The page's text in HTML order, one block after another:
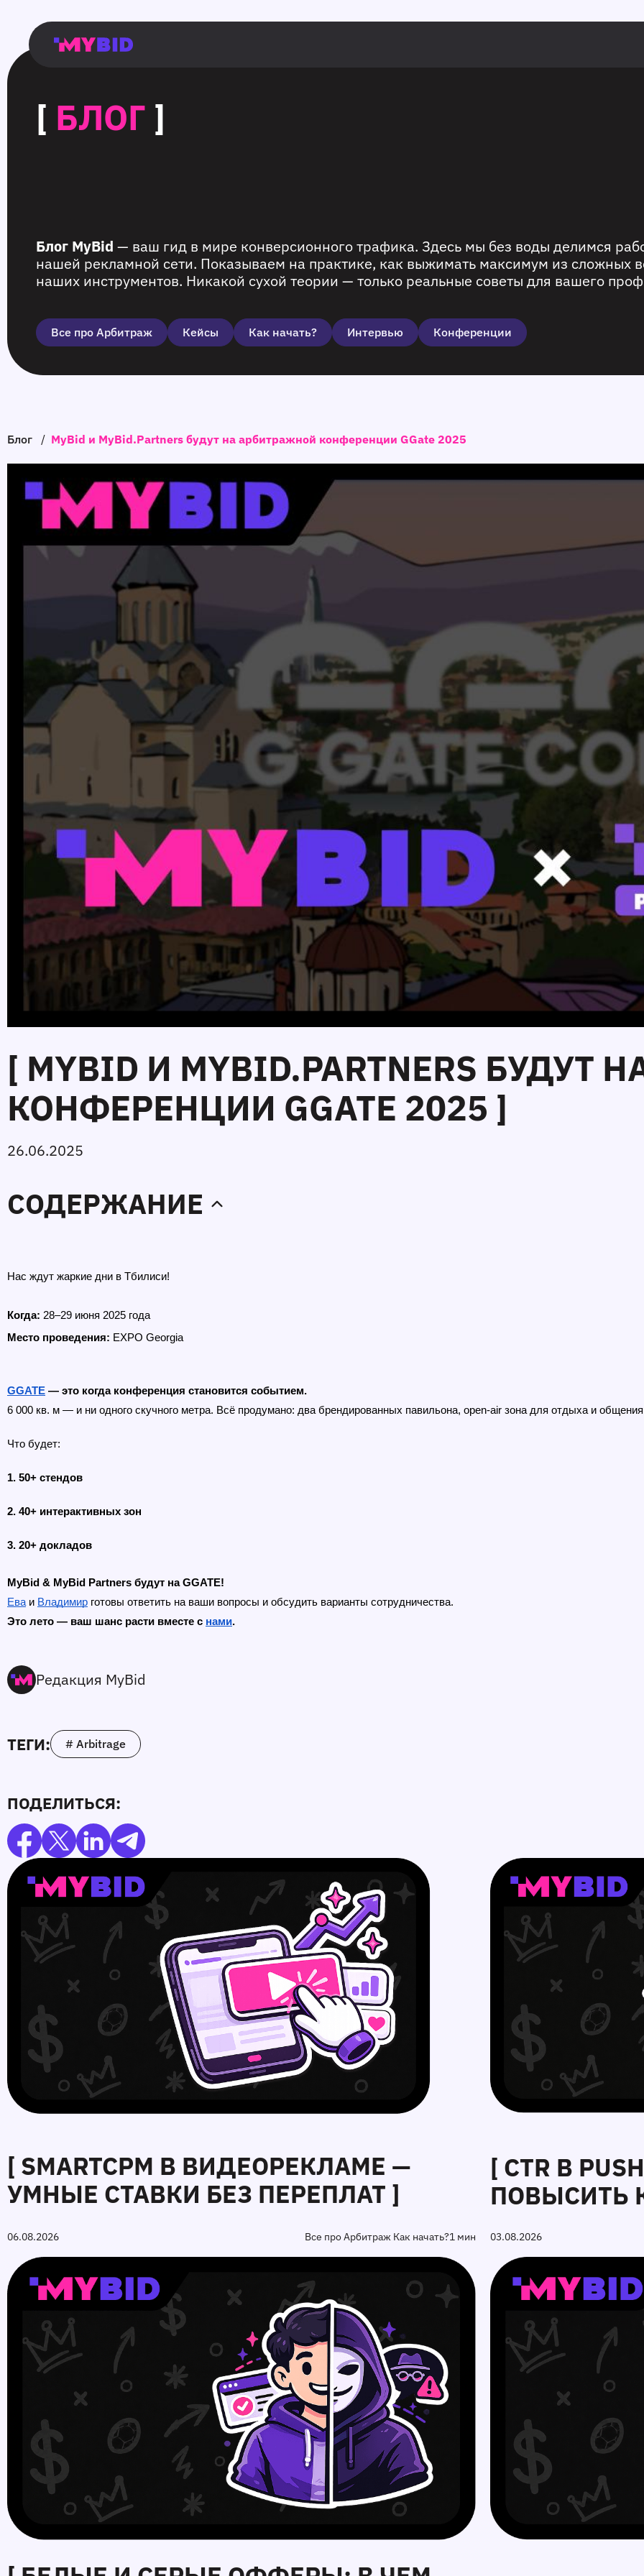
Главная
Гибкий
таргетинг
Возможности
Форматы
TMA
Главная
Домонетизация
TMA
Блог
Главная
страница
Main
page
Flexible
targeting
Opportunities
Formats
TMA
Main
page
Extra
monetization
TMA
Blog
Main
page
[ БЛОГ ]
Блог MyBid — ваш гид в мире конверсионного трафика. Здесь мы без воды делимся
нашей рекламной сети. Показываем на практике, как выжимать максимум из сложных
наших инструментов. Никакой сухой теории — только реальные советы для вашего
Все про Арбитраж Кейсы Как начать? Интервью Конференции
Блог / MyBid и MyBid.Partners будут на арбитражной конференции GGate 2025
[ MYBID И MYBID.PARTNERS
КОНФЕРЕНЦИИ GGATE 2025 ]
26.06.2025
СОДЕРЖАНИЕ
Нас ждут жаркие дни в Тбилиси!
Когда: 28–29 июня 2025 года
Место проведения: EXPO Georgia
GGATE — это когда конференция становится событием.
6 000 кв. м — и ни одного скучного метра. Всё продумано: два брендированных павильона, open-air зона для отдыха и
Что будет:
1. 50+ стендов
2. 40+ интерактивных зон
3. 20+ докладов
MyBid & MyBid Partners будут на GGATE!
Ева и Владимир готовы ответить на ваши вопросы и обсудить варианты сотрудничества.
Это лето — ваш шанс расти вместе с нами.
Редакция MyBid
ТЕГИ: # Arbitrage
ПОДЕЛИТЬСЯ:
[ SMARTCPM В ВИДЕОРЕКЛАМЕ —
УМНЫЕ СТАВКИ БЕЗ ПЕРЕПЛАТ ]
06.08.2026 Все про Арбитраж Как начать?1 мин
[ CTR В
ПОВЫСИТЬ
03.08.2026